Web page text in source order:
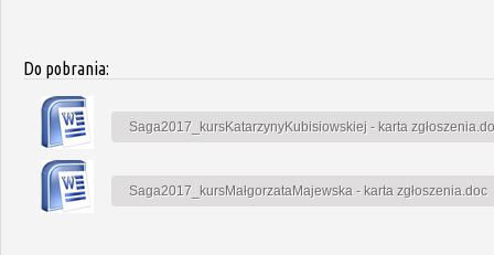
Do pobrania:
Saga2017_kursKatarzynyKubisiowskiej - karta
Saga2017_kursMałgorzataMajewska - karta zgłoszenia.doc